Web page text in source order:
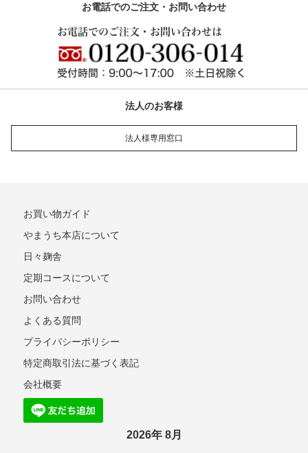
お電話でのご注文・お問い合わせ
法人のお客様
法人様専用窓口
お買い物ガイド
やまうち本店について
日々麹舎
定期コースについて
お問い合わせ
よくある質問
プライバシーポリシー
特定商取引法に基づく表記
会社概要
2026年 8月